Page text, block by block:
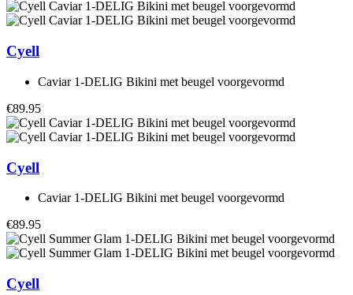
Cyell
Caviar 1-DELIG Bikini met beugel voorgevormd
€89.95
Cyell
Caviar 1-DELIG Bikini met beugel voorgevormd
€89.95
Cyell